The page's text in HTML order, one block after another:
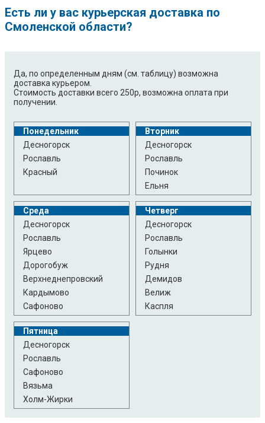
Есть ли у вас курьерская доставка по
Смоленской области?
Да, по определенным дням (см. таблицу) возможна
доставка курьером.
Стоимость доставки всего 250р, возможна оплата при
получении.
Понедельник
Десногорск
Рославль
Красный
Вторник
Десногорск
Рославль
Починок
Ельня
Среда
Десногорск
Рославль
Ярцево
Дорогобуж
Верхнеднепровский
Кардымово
Сафоново
Четверг
Десногорск
Рославль
Голынки
Рудня
Демидов
Велиж
Каспля
Пятница
Десногорск
Рославль
Сафоново
Вязьма
Холм-Жирки